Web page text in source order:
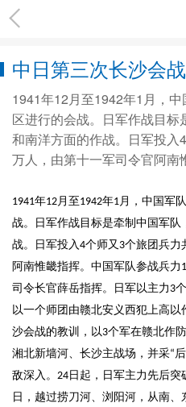
中日第三次长沙会战
1941年12月至1942年1月，
区进行的会战。日军作战目
和南洋方面的作战。日军投
万人，由第十一军司令官阿南
1941年12月至 1942年1月，中国军
战。日军作战目标是牵制中国军
战。日军投入4个师又 3个旅团兵力
阿南惟畿指挥。中国军队参战兵力
司令长官薛岳指挥。日军以主力 3
以一个师团由赣北安义西犯上高
沙会战的教训，以3个军在赣北作
湘北新墙河、长沙主战场，并采“
敌深入。 24 日起，日军主力先后突
日，越过捞刀河、浏阳河，从南、